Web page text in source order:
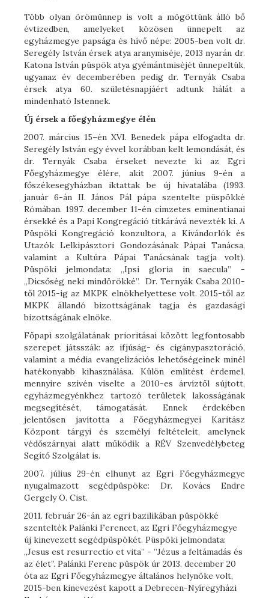
Több olyan örömünnep is volt a mögöttünk álló bő
évtizedben, amelyeket közösen ünnepelt az
egyházmegye papsága és hívő népe: 2005-ben volt dr.
Seregély István érsek atya aranymiséje, 2013 nyarán dr.
Katona István püspök atya gyémántmiséjét ünnepeltük,
ugyanaz év decemberében pedig dr. Ternyák Csaba
érsek atya 60. születésnapjáért adtunk hálát a
mindenható Istennek.
Új érsek a főegyházmegye élén
2007. március 15–én XVI. Benedek pápa elfogadta dr.
Seregély István egy évvel korábban kelt lemondását, és
dr. Ternyák Csaba érseket nevezte ki az Egri
Főegyházmegye élére, akit 2007. június 9-én a
főszékesegyházban iktattak be új hivatalába (1993.
január 6-án II. János Pál pápa szentelte püspökké
Rómában. 1997. december 11-én címzetes eminentianai
érsekké és a Papi Kongregáció titkárává nevezték ki. A
Püspöki Kongregáció konzultora, a Kivándorlók és
Utazók Lelkipásztori Gondozásának Pápai Tanácsa,
valamint a Kultúra Pápai Tanácsának tagja volt).
Püspöki jelmondata: „Ipsi gloria in saecula” -
„Dicsőség neki mindörökké”. Dr. Ternyák Csaba 2010-
től 2015-ig az MKPK elnökhelyettese volt. 2015-től az
MKPK állandó bizottságának tagja és gazdasági
bizottságának elnöke.
Főpapi szolgálatának prioritásai között legfontosabb
szerepet játsszák: az ifjúság- és cigánypasztoráció,
valamint a média evangelizációs lehetőségeinek minél
hatékonyabb kihasználása. Külön említést érdemel,
mennyire szívén viselte a 2010-es árvíztől sújtott,
egyházmegyénkhez tartozó területek lakosságának
megsegítését, támogatását. Ennek érdekében
jelentősen javította a Főegyházmegyei Karitász
Központ tárgyi és személyi feltételeit, amelynek
védőszárnyai alatt működik a RÉV Szenvedélybeteg
Segítő Szolgálat is.
2007. július 29-én elhunyt az Egri Főegyházmegye
nyugalmazott segédpüspöke: Dr. Kovács Endre
Gergely O. Cist.
2011. február 26-án az egri bazilikában püspökké
szentelték Palánki Ferencet, az Egri Főegyházmegye
új kinevezett segédpüspökét. Püspöki jelmondata:
„Jesus est resurrectio et vita” - ”Jézus a feltámadás és
az élet”. Palánki Ferenc püspök úr 2013. december 20
óta az Egri Főegyházmegye általános helynöke volt,
2015-ben kinevezést kapott a Debrecen-Nyíregyházi